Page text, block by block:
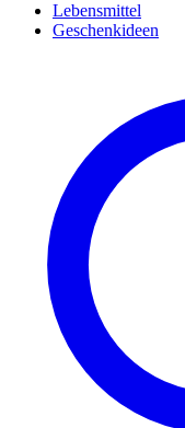
Lebensmittel
Geschenkideen